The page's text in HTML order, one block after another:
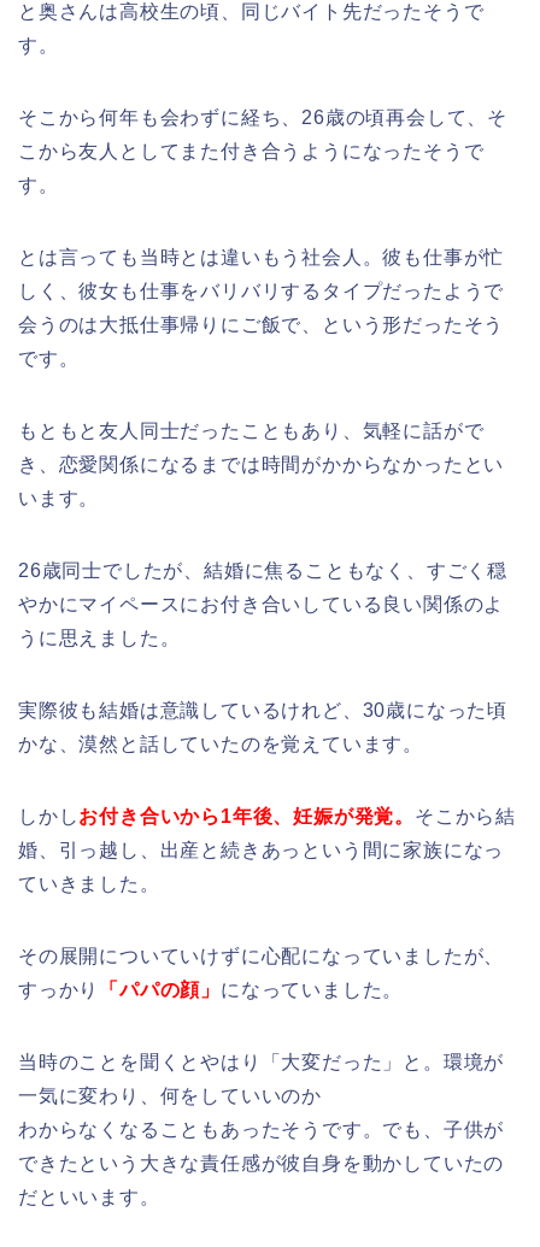
と奥さんは高校生の頃、同じバイト先だったそうで
す。
そこから何年も会わずに経ち、26歳の頃再会して、そ
こから友人としてまた付き合うようになったそうで
す。
とは言っても当時とは違いもう社会人。彼も仕事が忙
しく、彼女も仕事をバリバリするタイプだったようで
会うのは大抵仕事帰りにご飯で、という形だったそう
です。
もともと友人同士だったこともあり、気軽に話がで
き、恋愛関係になるまでは時間がかからなかったとい
います。
26歳同士でしたが、結婚に焦ることもなく、すごく穏
やかにマイペースにお付き合いしている良い関係のよ
うに思えました。
実際彼も結婚は意識しているけれど、30歳になった頃
かな、漠然と話していたのを覚えています。
しかしお付き合いから1年後、妊娠が発覚。 そこから結
婚、引っ越し、出産と続きあっという間に家族になっ
ていきました。
その展開についていけずに心配になっていましたが、
すっかり
「パパの顔」 になっていました。
当時のことを聞くとやはり「大変だった」と。環境が
一気に変わり、何をしていいのか
わからなくなることもあったそうです。でも、子供が
できたという大きな責任感が彼自身を動かしていたの
だといいます。